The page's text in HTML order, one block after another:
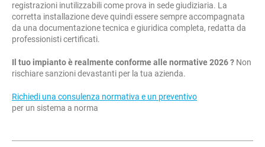
registrazioni inutilizzabili come prova in sede giudiziaria. La
corretta installazione deve quindi essere sempre accompagnata
da una documentazione tecnica e giuridica completa, redatta da
professionisti certificati.
Il tuo impianto è realmente conforme alle normative 2026 ? Non
rischiare sanzioni devastanti per la tua azienda.
Richiedi una consulenza normativa e un preventivo
per un sistema a norma